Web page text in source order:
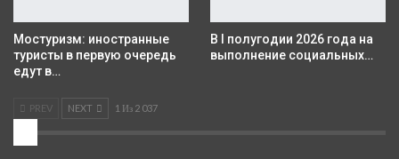
Мостуризм: иностранные
туристы в первую очередь
едут в…
В I полугодии 2026 года на
выполнение социальных…
PREV NEXT 1 Из 2 037